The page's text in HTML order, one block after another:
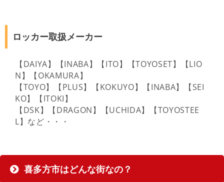
ロッカー取扱メーカー
【DAIYA】【INABA】【ITO】【TOYOSET】【LIO
N】【OKAMURA】
【TOYO】【PLUS】【KOKUYO】【INABA】【SEI
KO】【ITOKI】
【DSK】【DRAGON】【UCHIDA】【TOYOSTEE
L】など・・・
喜多方市はどんな街なの？